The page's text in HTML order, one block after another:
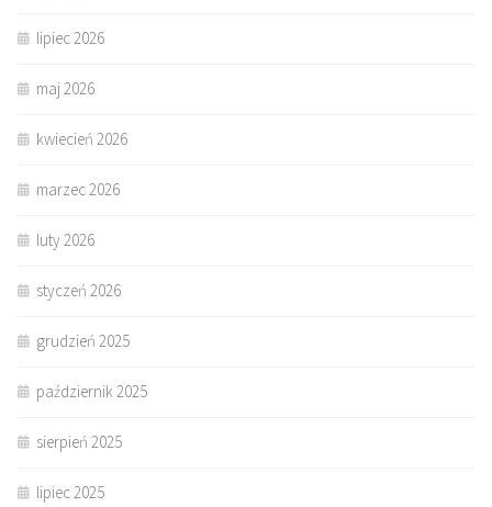
lipiec 2026
maj 2026
kwiecień 2026
marzec 2026
luty 2026
styczeń 2026
grudzień 2025
październik 2025
sierpień 2025
lipiec 2025